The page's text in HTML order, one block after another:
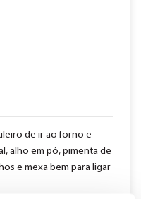
de ir ao forno e
alho em pó, pimenta de
e mexa bem para ligar